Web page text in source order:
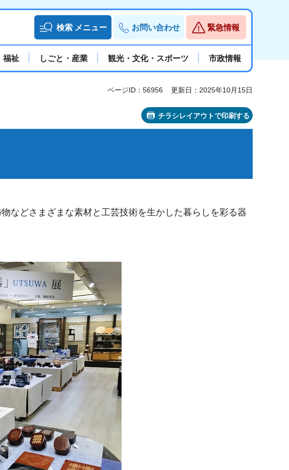
検索 メニュー お問い合わせ 緊急情報
福祉 しごと・産業 観光・文化・スポーツ 市政情報
ページID：56956 更新日：2025年10月15日
チラシレイアウトで印刷する
などさまざまな素材と工芸技術を生かした暮らしを彩る器